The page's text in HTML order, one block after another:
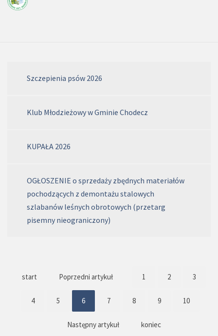
Szczepienia psów 2026
Klub Młodzieżowy w Gminie Chodecz
KUPAŁA 2026
OGŁOSZENIE o sprzedaży zbędnych materiałów
pochodzących z demontażu stalowych
szlabanów leśnych obrotowych (przetarg
pisemny nieograniczony)
start Poprzedni artykuł 1 2 3
4 5 6 7 8 9 10
Następny artykuł koniec